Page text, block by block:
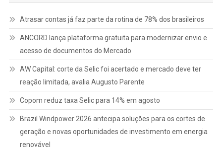
Atrasar contas já faz parte da rotina de 78% dos brasileiros
ANCORD lança plataforma gratuita para modernizar envio e
acesso de documentos do Mercado
AW Capital: corte da Selic foi acertado e mercado deve ter
reação limitada, avalia Augusto Parente
Copom reduz taxa Selic para 14% em agosto
Brazil Windpower 2026 antecipa soluções para os cortes de
geração e novas oportunidades de investimento em energia
renovável